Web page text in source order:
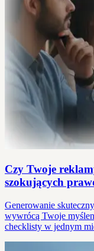
Czy Twoje
szokujących
Generowanie
wywrócą Twoje
checklisty w jednym